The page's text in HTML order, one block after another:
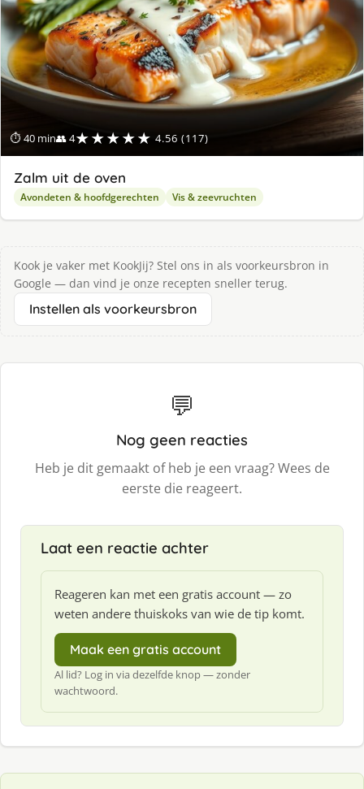
⏱ 40 min👥 4★★★★★ 4.56 (117)
Zalm uit de oven
Avondeten & hoofdgerechten Vis & zeevruchten
Kook je vaker met KookJij? Stel ons in als voorkeursbron in
Google — dan vind je onze recepten sneller terug.
Instellen als voorkeursbron
💬
Nog geen reacties
Heb je dit gemaakt of heb je een vraag? Wees de
eerste die reageert.
Laat een reactie achter
Reageren kan met een gratis account — zo
weten andere thuiskoks van wie de tip komt.
Maak een gratis account
Al lid? Log in via dezelfde knop — zonder
wachtwoord.